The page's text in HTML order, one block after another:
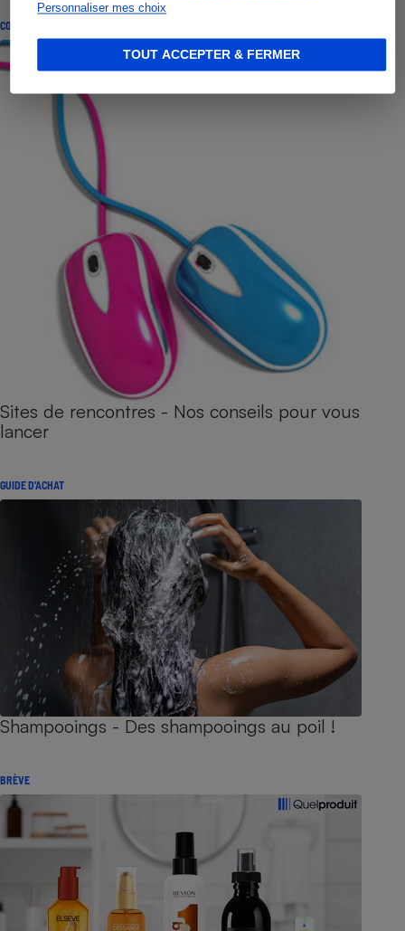
Personnaliser mes choix
TOUT ACCEPTER & FERMER
CONSEILS
Sites de rencontres - Nos conseils pour vous
lancer
GUIDE D'ACHAT
Shampooings - Des shampooings au poil !
BRÈVE